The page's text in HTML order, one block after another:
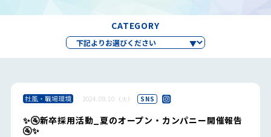
CATEGORY
社風・職場環境 2024.09.10（火） SNS
✨🚰新卒採用活動_夏のオープン・カンパニー開催報告
🚰✨